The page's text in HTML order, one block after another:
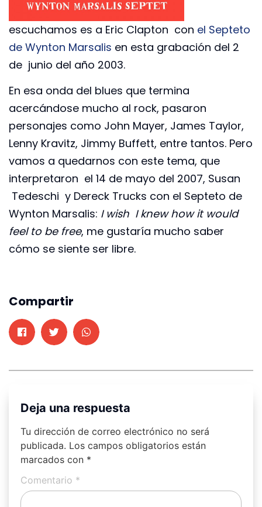
escuchamos es a Eric Clapton con el Septeto
de Wynton Marsalis en esta grabación del 2
de junio del año 2003.
En esa onda del blues que termina
acercándose mucho al rock, pasaron
personajes como John Mayer, James Taylor,
Lenny Kravitz, Jimmy Buffett, entre tantos. Pero
vamos a quedarnos con este tema, que
interpretaron el 14 de mayo del 2007, Susan
Tedeschi y Dereck Trucks con el Septeto de
Wynton Marsalis: I wish I knew how it would
feel to be free, me gustaría mucho saber
cómo se siente ser libre.
Compartir
Deja una respuesta
Tu dirección de correo electrónico no será
publicada. Los campos obligatorios están
marcados con *
Comentario *